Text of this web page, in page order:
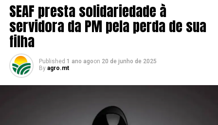
SEAF presta solidariedade à
servidora da PM pela perda de sua
filha
Published 1 ano agoon 20 de junho de 2025
By agro.mt